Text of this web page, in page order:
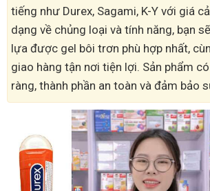
tiếng như Durex, Sagami, K-Y với giá
dạng về chủng loại và tính năng, bạn
lựa được gel bôi trơn phù hợp nhất,
giao hàng tận nơi tiện lợi. Sản phẩm
ràng, thành phần an toàn và đảm bảo